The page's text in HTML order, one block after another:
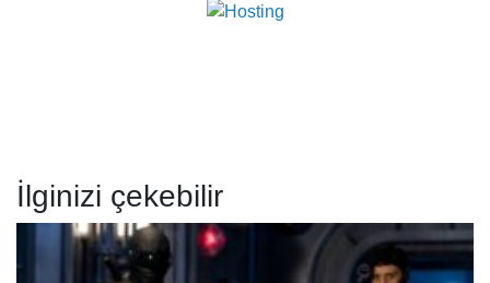
İlginizi çekebilir